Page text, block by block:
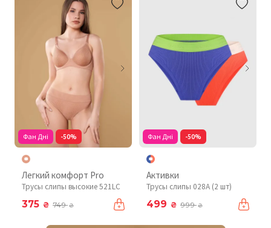
Фан Дні -50%
Легкий комфорт Pro
Трусы слипы высокие 521LC
375 ₴ 749₴
Фан Дні -50%
Активки
Трусы слипы 028A (2 шт)
499 ₴ 999₴